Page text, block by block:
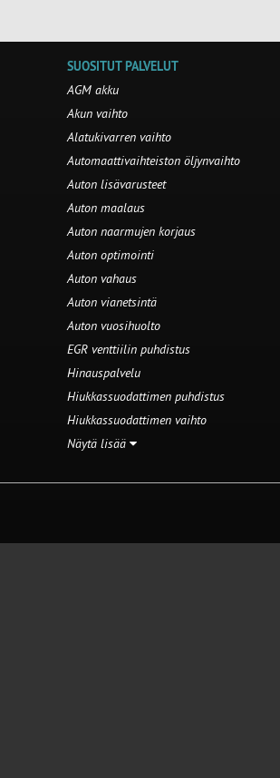
SUOSITUT PALVELUT
AGM akku
Akun vaihto
Alatukivarren vaihto
Automaattivaihteiston öljynvaihto
Auton lisävarusteet
Auton maalaus
Auton naarmujen korjaus
Auton optimointi
Auton vahaus
Auton vianetsintä
Auton vuosihuolto
EGR venttiilin puhdistus
Hinauspalvelu
Hiukkassuodattimen puhdistus
Hiukkassuodattimen vaihto
Näytä lisää